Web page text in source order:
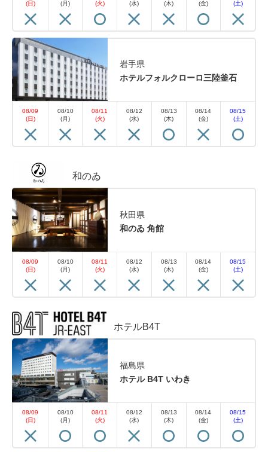
(日) (月) (火) (水) (木) (金) (土)
岩手県
ホテルフォルクローロ三陸釜石
08/09
(日)
08/10
(月)
08/11
(火)
08/12
(水)
08/13
(木)
08/14
(金)
08/15
(土)
和のゐ
秋田県
和のゐ 角館
08/09
(日)
08/10
(月)
08/11
(火)
08/12
(水)
08/13
(木)
08/14
(金)
08/15
(土)
ホテルB4T
福島県
ホテル B4T いわき
08/09
(日)
08/10
(月)
08/11
(火)
08/12
(水)
08/13
(木)
08/14
(金)
08/15
(土)